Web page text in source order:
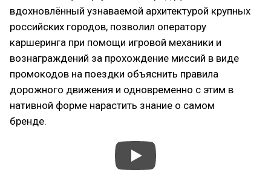
вдохновлённый узнаваемой архитектурой крупных
российских городов, позволил оператору
каршеринга при помощи игровой механики и
вознаграждений за прохождение миссий в виде
промокодов на поездки объяснить правила
дорожного движения и одновременно с этим в
нативной форме нарастить знание о самом
бренде.